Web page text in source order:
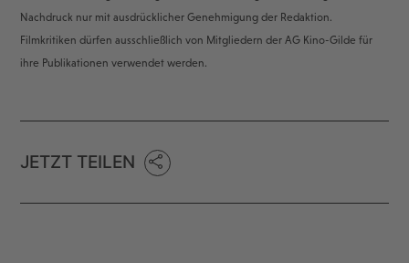
Nachdruck nur mit ausdrücklicher Genehmigung der Redaktion.
Filmkritiken dürfen ausschließlich von Mitgliedern der AG Kino-Gilde für
ihre Publikationen verwendet werden.
JETZT TEILEN